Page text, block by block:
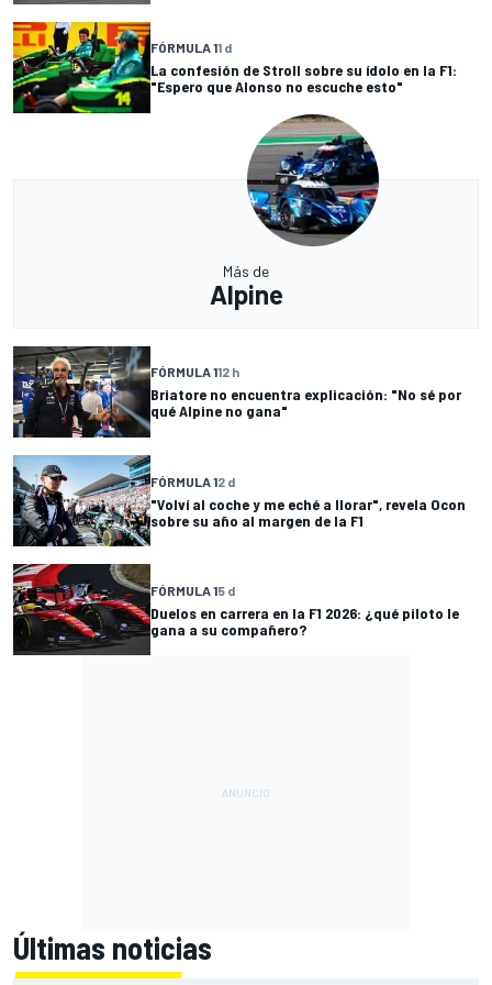
FÓRMULA 11 d
La confesión de Stroll sobre su ídolo en la F1:
"Espero que Alonso no escuche esto"
Más de
Alpine
FÓRMULA 112 h
Briatore no encuentra explicación: "No sé por
qué Alpine no gana"
FÓRMULA 12 d
"Volví al coche y me eché a llorar", revela Ocon
sobre su año al margen de la F1
FÓRMULA 15 d
Duelos en carrera en la F1 2026: ¿qué piloto le
gana a su compañero?
Últimas noticias